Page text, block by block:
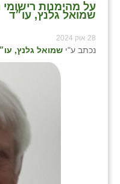
על מהימנות
שמואל גלנץ, עו״ד
28 אוק 2024
נכתב ע"י שמואל גלנץ,